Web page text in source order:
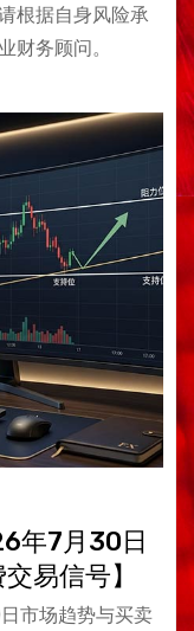
根据自身风险承
财务顾问。
年7月30日
易信号】
市场趋势与买卖